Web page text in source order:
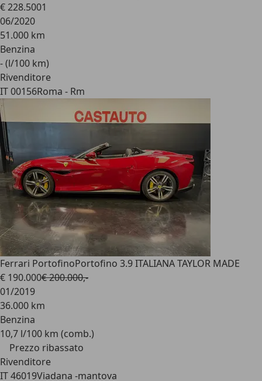
€ 228.5001
06/2020
51.000 km
Benzina
- (l/100 km)
Rivenditore
IT 00156Roma - Rm
Ferrari PortofinoPortofino 3.9 ITALIANA TAYLOR MADE
€ 190.000€ 200.000,-
01/2019
36.000 km
Benzina
10,7 l/100 km (comb.)
Prezzo ribassato
Rivenditore
IT 46019Viadana -mantova